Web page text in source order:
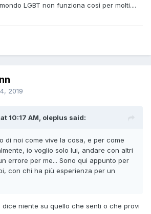
LGBT non funziona così per molti....
2019
10:17 AM, oleplus said:
di noi come vive la cosa, e per come
io voglio solo lui, andare con altri
errore per me... Sono qui appunto per
con chi ha più esperienza per un
dice niente su quello che senti o che provi